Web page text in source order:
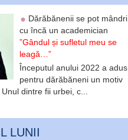
Dărăbănenii se pot mândri
cu încă un academician
”Gândul și sufletul meu se
leagă…”
Începutul anului 2022 a adus
pentru dărăbăneni un motiv
dintre fii urbei, c...
LUNII